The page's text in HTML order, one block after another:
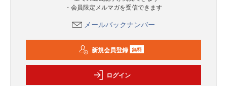
・会員限定メルマガを受信できます
メールバックナンバー
新規会員登録 無料
ログイン